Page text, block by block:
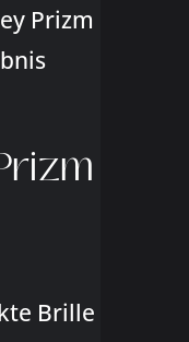
Prizm
Brille